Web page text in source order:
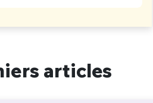
articles